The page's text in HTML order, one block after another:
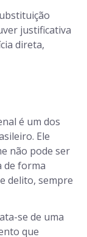
justificativa
direta,
é um dos
Ele
não pode ser
de forma
delito, sempre
se de uma
que